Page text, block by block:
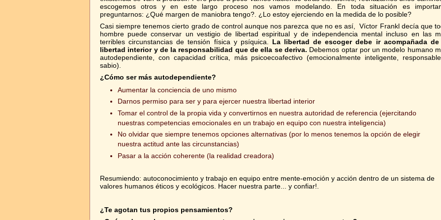
escogemos otros y en este largo proceso nos vamos modelando. En toda situación es
preguntarnos: ¿Qué margen de maniobra tengo?. ¿Lo estoy ejerciendo en la medida de lo posible?
Casi siempre tenemos cierto grado de control aunque nos parezca que no es así, Víctor Frankl decía que
hombre puede conservar un vestigio de libertad espiritual y de independencia mental incluso en las
terribles circunstancias de tensión física y psíquica. La libertad de escoger debe ir acompañada
libertad interior y de la responsabilidad que de ella se deriva. Debemos optar por un modelo humano
autodependiente, con capacidad crítica, más psicoecoafectivo (emocionalmente inteligente,
sabio).
¿Cómo ser más autodependiente?
Aumentar la conciencia de uno mismo
Darnos permiso para ser y para ejercer nuestra libertad interior
Tomar el control de la propia vida y convertirnos en nuestra autoridad de referencia (ejercitando
nuestras competencias emocionales en un trabajo en equipo con nuestra inteligencia)
No olvidar que siempre tenemos opciones alternativas (por lo menos tenemos la opción de elegir
nuestra actitud ante las circunstancias)
Pasar a la acción coherente (la realidad creadora)
Resumiendo: autoconocimiento y trabajo en equipo entre mente-emoción y acción dentro de un sistema de
valores humanos éticos y ecológicos. Hacer nuestra parte... y confiar!.
¿Te agotan tus propios pensamientos?